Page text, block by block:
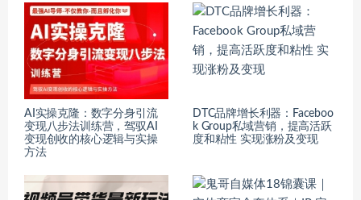
AI实操克隆：数字分身引流
变现八步法训练营，驾驭AI
变现创收的核心逻辑与实操
方法
DTC品牌增长利器：Faceboo
k Group私域营销，提高活跃
度和粘性 实现涨粉及变现